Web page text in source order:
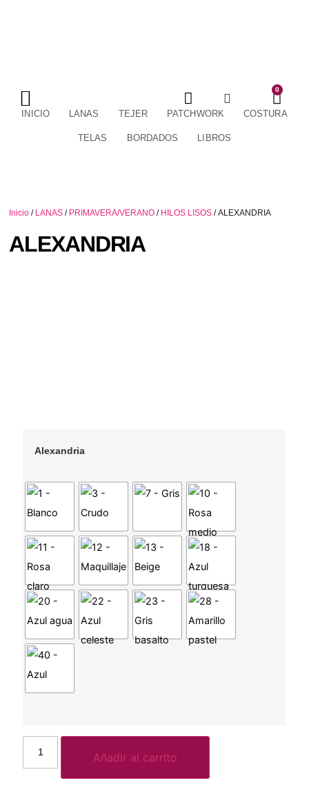
0
INICIO LANAS TEJER PATCHWORK COSTURA
TELAS BORDADOS LIBROS
Inicio / LANAS / PRIMAVERA/VERANO / HILOS LISOS / ALEXANDRIA
ALEXANDRIA
Alexandria
Añadir al carrito